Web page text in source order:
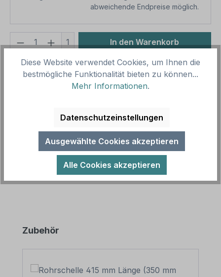
abweichende Endpreise möglich.
Produkt Anzahl: Gib den
1 In den Warenkorb
Produktnummer:SH15897.4
Vorlagenummer:
VBT-162-K
droht eine Freiheitsstrafe bis zu 5 Jahre. Erhältlich
in diversen Größen. Zu…Mehr
Produktgalerie überspringen
Zubehör
Diese Website verwendet Cookies, um Ihnen die
bestmögliche Funktionalität bieten zu können...
Mehr Informationen.
Datenschutzeinstellungen
Ausgewählte Cookies akzeptieren
Alle Cookies akzeptieren